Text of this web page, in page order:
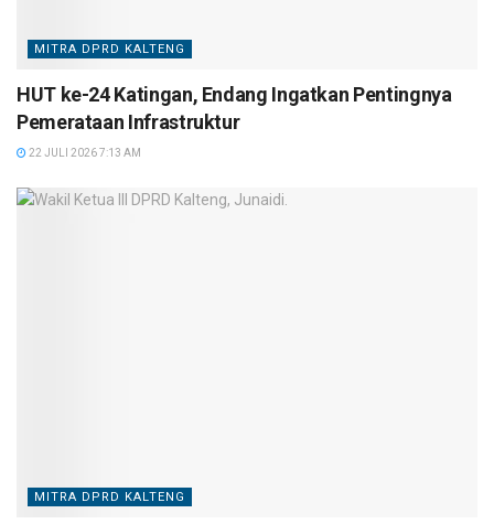
MITRA DPRD KALTENG
HUT ke-24 Katingan, Endang Ingatkan Pentingnya
Pemerataan Infrastruktur
22 JULI 2026 7:13 AM
MITRA DPRD KALTENG